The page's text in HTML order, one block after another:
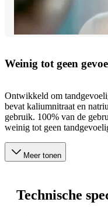
Weinig tot geen
Ontwikkeld om
bevat kaliumnitraat en
gebruik. 100% van de
weinig tot geen
Meer tonen
Technische